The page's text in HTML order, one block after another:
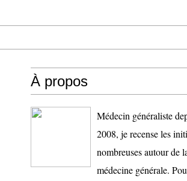
À propos
Médecin généraliste
2008, je recense les
nombreuses autour de
médecine générale.